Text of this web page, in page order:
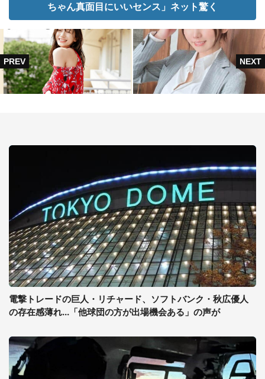
ちゃん真面目にいいセンス」ネット驚く
電撃トレードの巨人・リチャード、ソフトバンク・秋広優人
の存在感薄れ...「他球団の方が出場機会ある」の声が